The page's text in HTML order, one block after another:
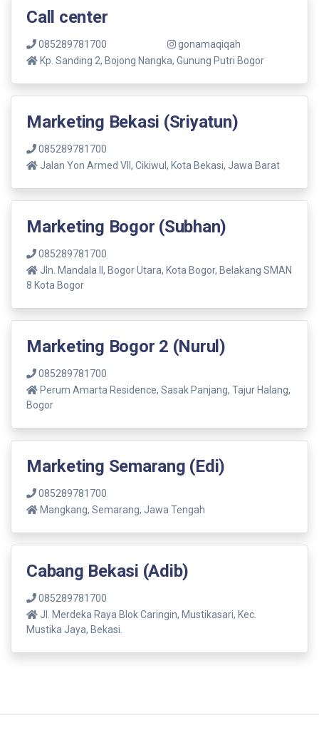
Call center
085289781700
gonamaqiqah
Kp. Sanding 2, Bojong Nangka, Gunung Putri Bogor
Marketing Bekasi (Sriyatun)
085289781700
Jalan Yon Armed VII, Cikiwul, Kota Bekasi, Jawa Barat
Marketing Bogor (Subhan)
085289781700
Jln. Mandala ll, Bogor Utara, Kota Bogor, Belakang SMAN
8 Kota Bogor
Marketing Bogor 2 (Nurul)
085289781700
Perum Amarta Residence, Sasak Panjang, Tajur Halang,
Bogor
Marketing Semarang (Edi)
085289781700
Mangkang, Semarang, Jawa Tengah
Cabang Bekasi (Adib)
085289781700
Jl. Merdeka Raya Blok Caringin, Mustikasari, Kec.
Mustika Jaya, Bekasi.